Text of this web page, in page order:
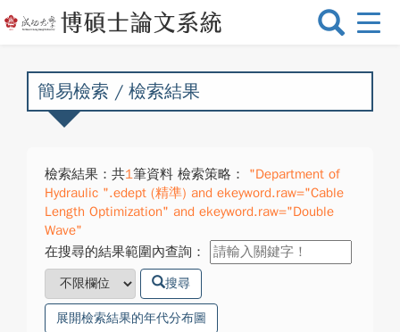
選
換
簡易檢索 / 檢索結果
檢索結果：共1筆資料 檢索策略：
"Department of
Hydraulic ".edept (精準) and ekeyword.raw="Cable
Length Optimization" and ekeyword.raw="Double
Wave"
在搜尋的結果範圍內查詢：
搜尋
展開檢索結果的年代分布圖